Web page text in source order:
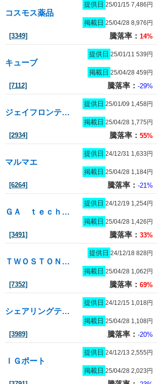
コスモス薬品
提供日 25/01/15 7,486円
掲載日 25/04/28 8,976円
[3349] 騰落率： 14%
キューブ
提供日 25/01/11 539円
掲載日 25/04/28 459円
[7112] 騰落率： -29%
ジェイフロンティア
提供日 25/01/09 1,458円
掲載日 25/04/28 1,775円
[2934] 騰落率： 55%
マルマエ
提供日 24/12/31 1,633円
掲載日 25/04/28 1,184円
[6264] 騰落率： -21%
ＧＡ ｔｅｃｈｎｏｌｏｇｉｅｓ
提供日 24/12/19 1,254円
掲載日 25/04/28 1,426円
[3491] 騰落率： 33%
ＴＷＯＳＴＯＮＥ＆Ｓｏｎｓ
提供日 24/12/18 828円
掲載日 25/04/28 1,062円
[7352] 騰落率： 69%
シェアリングテクノロジー
提供日 24/12/15 1,018円
掲載日 25/04/28 1,108円
[3989] 騰落率： -20%
ＩＧポート
提供日 24/12/13 2,555円
掲載日 25/04/28 2,023円